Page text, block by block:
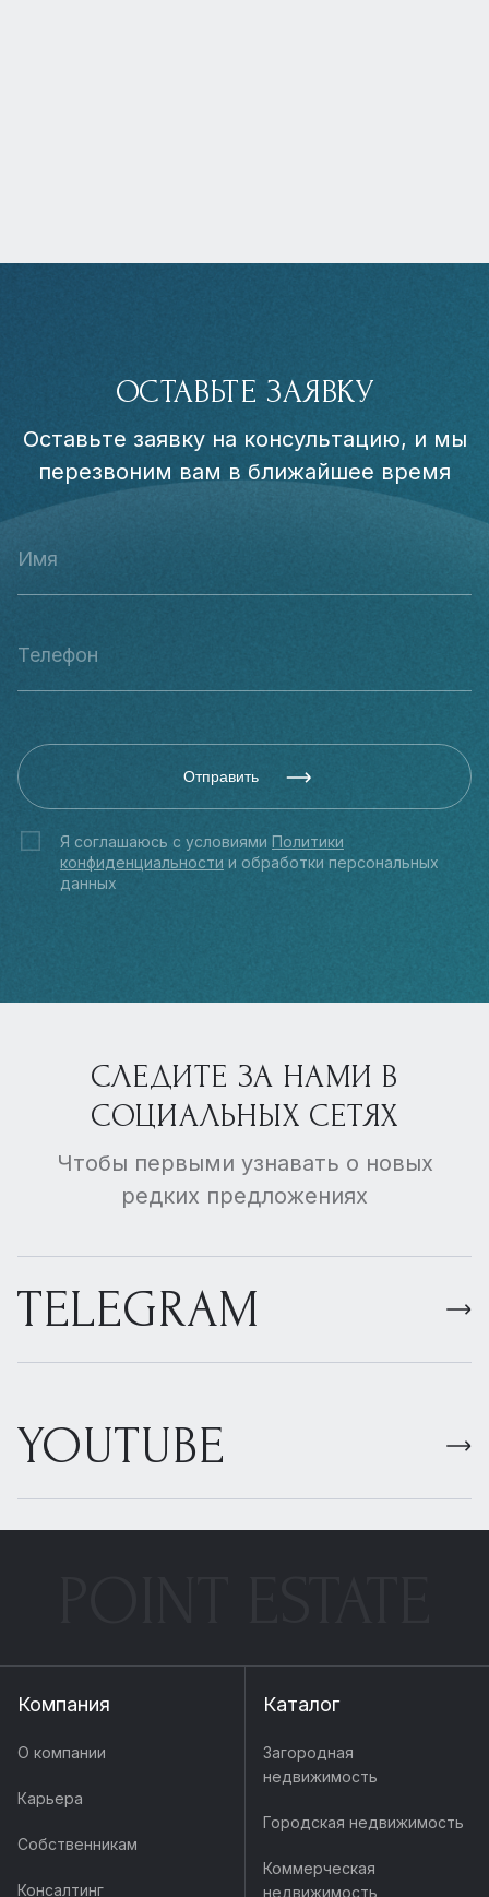
ОСТАВЬТЕ ЗАЯВКУ
Оставьте заявку на консультацию, и мы
перезвоним вам в ближайшее время
Отправить
Я соглашаюсь с условиями Политики
конфиденциальности и обработки персональных
данных
СЛЕДИТЕ ЗА НАМИ В
СОЦИАЛЬНЫХ СЕТЯХ
Чтобы первыми узнавать о новых
редких предложениях
TELEGRAM
YOUTUBE
Компания
О компании
Карьера
Собственникам
Консалтинг
Каталог
Загородная
недвижимость
Городская недвижимость
Коммерческая
недвижимость